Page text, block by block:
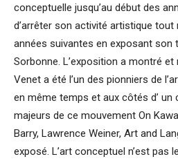
conceptuelle jusqu’au début des
d’arrêter son activité artistique
années suivantes en exposant son
Sorbonne. L’exposition a montré
Venet a été l’un des pionniers de
en même temps et aux côtés d’ un
majeurs de ce mouvement On
Barry, Lawrence Weiner, Art and
exposé. L’art conceptuel n’est pas